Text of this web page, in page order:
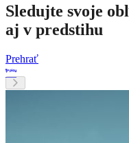
Sledujte svoje
aj v predstihu
Prehrať